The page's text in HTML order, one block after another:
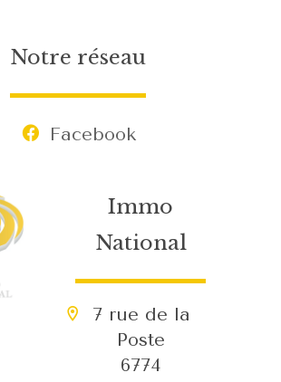
Notre réseau
Facebook
Immo
National
7 rue de la
Poste
6774